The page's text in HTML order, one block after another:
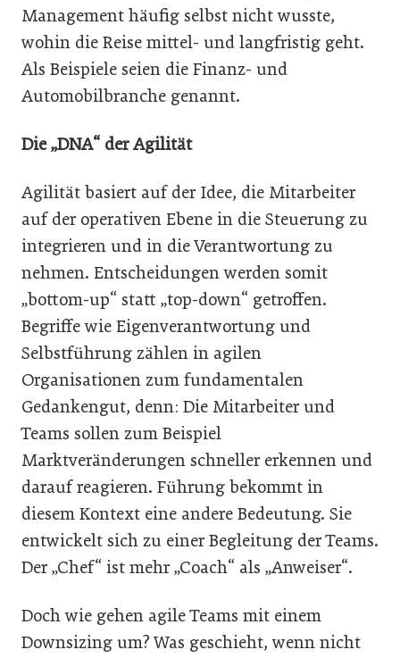
Management häufig selbst nicht wusste,
wohin die Reise mittel- und langfristig geht.
Als Beispiele seien die Finanz- und
Automobilbranche genannt.
Die „DNA“ der Agilität
Agilität basiert auf der Idee, die Mitarbeiter
auf der operativen Ebene in die Steuerung zu
integrieren und in die Verantwortung zu
nehmen. Entscheidungen werden somit
„bottom-up“ statt „top-down“ getroffen.
Begriffe wie Eigenverantwortung und
Selbstführung zählen in agilen
Organisationen zum fundamentalen
Gedankengut, denn: Die Mitarbeiter und
Teams sollen zum Beispiel
Marktveränderungen schneller erkennen und
darauf reagieren. Führung bekommt in
diesem Kontext eine andere Bedeutung. Sie
entwickelt sich zu einer Begleitung der Teams.
Der „Chef“ ist mehr „Coach“ als „Anweiser“.
Doch wie gehen agile Teams mit einem
Downsizing um? Was geschieht, wenn nicht